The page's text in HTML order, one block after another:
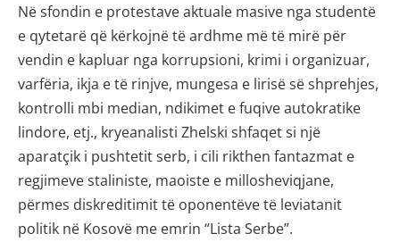
Në sfondin e protestave aktuale masive nga studentë
e qytetarë që kërkojnë të ardhme më të mirë për
vendin e kapluar nga korrupsioni, krimi i organizuar,
varfëria, ikja e të rinjve, mungesa e lirisë së shprehjes,
kontrolli mbi median, ndikimet e fuqive autokratike
lindore, etj., kryeanalisti Zhelski shfaqet si një
aparatçik i pushtetit serb, i cili rikthen fantazmat e
regjimeve staliniste, maoiste e millosheviqjane,
përmes diskreditimit të oponentëve të leviatanit
politik në Kosovë me emrin “Lista Serbe”.